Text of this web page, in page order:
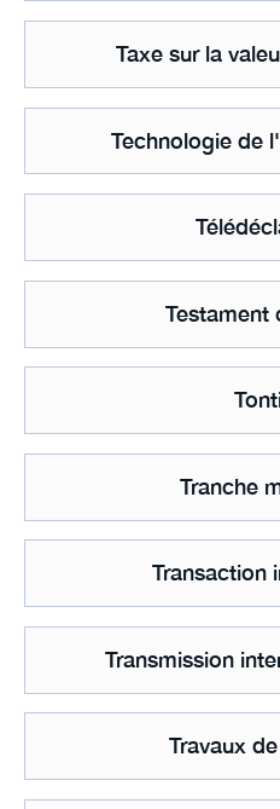
Taxe sur la
Technologie de
Testament
Tranche
Transaction
Transmission
Travaux